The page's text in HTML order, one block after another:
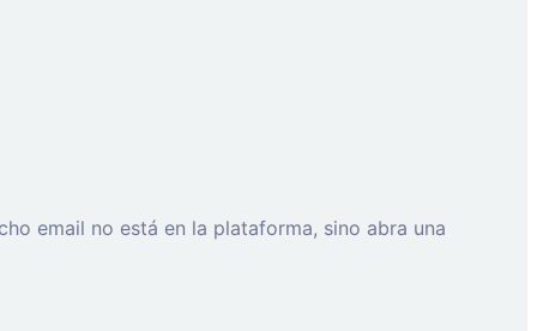
email no está en la plataforma, sino abra una